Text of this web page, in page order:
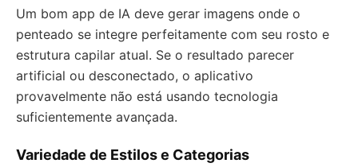
Um bom app de IA deve gerar imagens onde o
penteado se integre perfeitamente com seu rosto e
estrutura capilar atual. Se o resultado parecer
artificial ou desconectado, o aplicativo
provavelmente não está usando tecnologia
suficientemente avançada.
Variedade de Estilos e Categorias